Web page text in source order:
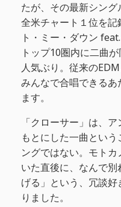
たが、その最新シン
全米チャート１位を
ト・ミー・ダウン
トップ10圏内に二曲
人気ぶり。従来の
みんなで合唱できる
ます。
「クローサー」は、
もとにした一曲とい
ングではない。モト
いた直後に、なんで
げる」という、冗談
りました。